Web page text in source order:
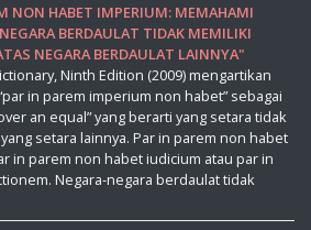
NON HABET IMPERIUM: MEMAHAMI
BERDAULAT TIDAK MEMILIKI
NEGARA BERDAULAT LAINNYA"
Ninth Edition (2009) mengartikan
in parem imperium non habet” sebagai
an equal” yang berarti yang setara tidak
setara lainnya. Par in parem non habet
in parem non habet iudicium atau par in
Negara-negara berdaulat tidak